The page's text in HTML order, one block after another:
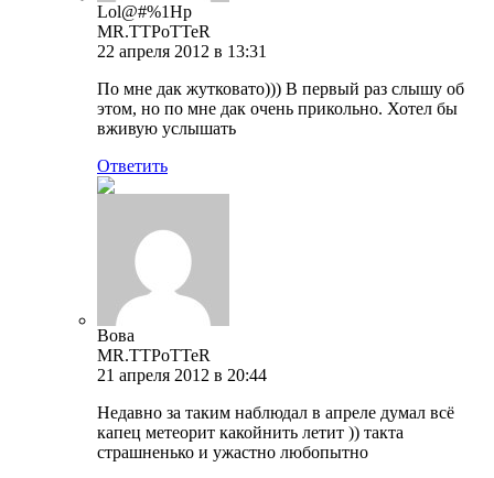
Lol@#%1Hp
MR.TTPoTTeR
22 апреля 2012 в 13:31
По мне дак жутковато))) В первый раз слышу об
этом, но по мне дак очень прикольно. Хотел бы
вживую услышать
Ответить
Вова
MR.TTPoTTeR
21 апреля 2012 в 20:44
Недавно за таким наблюдал в апреле думал всё
капец метеорит какойнить летит )) такта
страшненько и ужастно любопытно